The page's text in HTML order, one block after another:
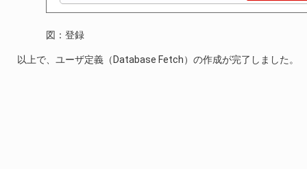
図：登録
以上で、ユーザ定義（Database Fetch）の作成が完了しました。